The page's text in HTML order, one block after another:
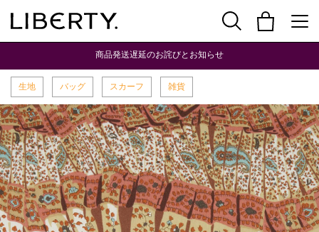
商品発送遅延のお詫びとお知らせ
生地 バッグ スカーフ 雑貨